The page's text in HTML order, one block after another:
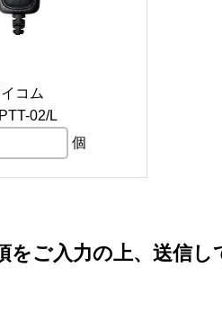
コム
02/L
個
をご入力の上、送信し